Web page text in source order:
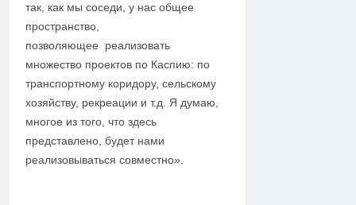
так, как мы соседи, у нас общее
пространство,
позволяющее реализовать
множество проектов по Каспию: по
транспортному коридору, сельскому
хозяйству, рекреации и т.д. Я думаю,
многое из того, что здесь
представлено, будет нами
реализовываться совместно».